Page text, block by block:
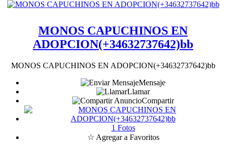
MONOS CAPUCHINOS EN
ADOPCION(+34632737642)bb
MONOS CAPUCHINOS EN ADOPCION(+34632737642)bb
Mensaje
Llamar
Compartir
1 Fotos
☆ Agregar a Favoritos